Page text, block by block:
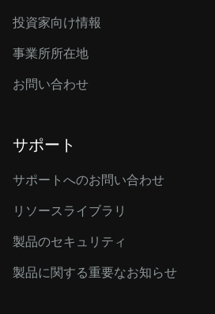
投資家向け情報
事業所所在地
お問い合わせ
サポート
サポートへのお問い合わせ
リソースライブラリ
製品のセキュリティ
製品に関する重要なお知らせ